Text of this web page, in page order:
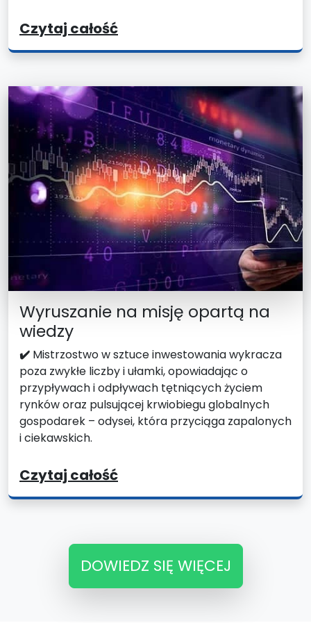
Czytaj całość
Wyruszanie na misję opartą na
wiedzy
✔️ Mistrzostwo w sztuce inwestowania wykracza
poza zwykłe liczby i ułamki, opowiadając o
przypływach i odpływach tętniących życiem
rynków oraz pulsującej krwiobiegu globalnych
gospodarek – odysei, która przyciąga zapalonych
i ciekawskich.
Czytaj całość
DOWIEDZ SIĘ WIĘCEJ